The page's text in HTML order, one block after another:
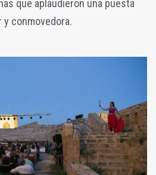
que aplaudieron una puesta
conmovedora.